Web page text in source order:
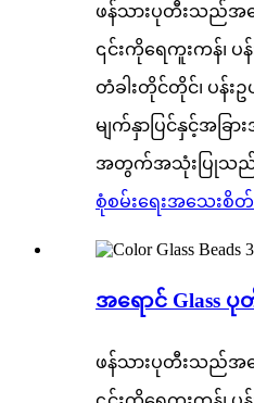
ဖန်သားပုတီးသည်အ
၎င်းကိုရေကူးကန်၊ ပန်းခ
တံခါးတိုင်တိုင်၊ ပန်းဥ
မျက်နှာပြင်နှင့်အခြာ
အတွက်အသုံးပြုသည်
စုံစမ်းရေးအသေးစိတ်
အရောင် Glass ပု
ဖန်သားပုတီးသည်အ